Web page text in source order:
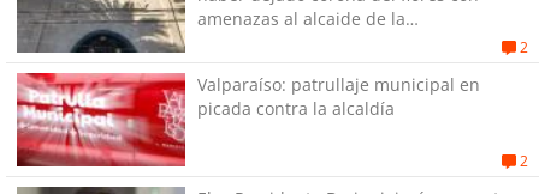
amenazas al alcaide de la
2
Valparaíso: patrullaje municipal en
picada contra la alcaldía
2